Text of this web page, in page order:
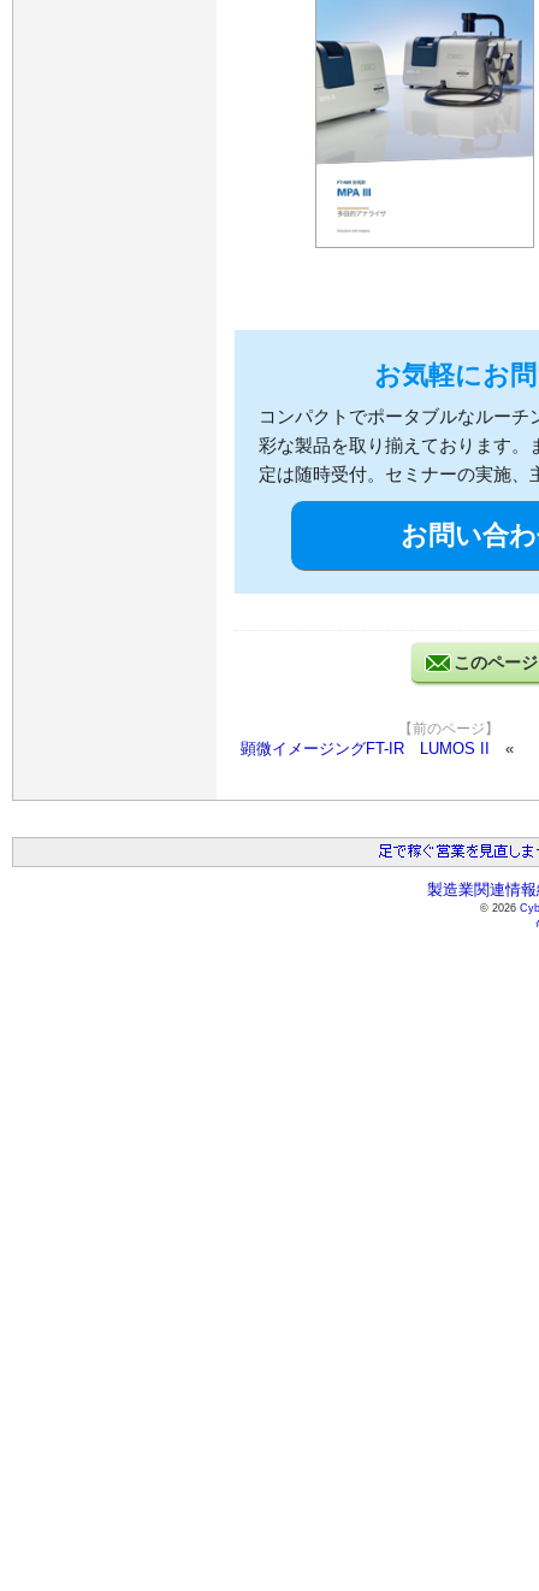
お気軽にお
コンパクトでポータブルなルー
彩な製品を取り揃えております
定は随時受付。セミナーの実施
お問い合
このペー
【前のページ】
顕微イメージングFT-IR LUMOS II
製造業関連情
© 2026